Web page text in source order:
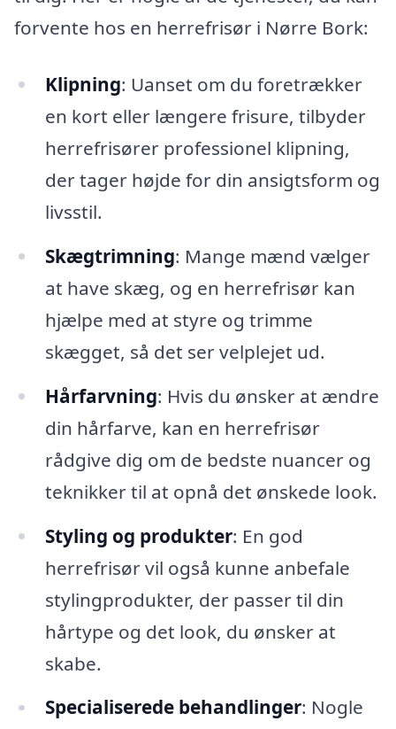
forvente hos en herrefrisør i Nørre Bork:
Klipning: Uanset om du foretrækker
en kort eller længere frisure, tilbyder
herrefrisører professionel klipning,
der tager højde for din ansigtsform og
livsstil.
Skægtrimning: Mange mænd vælger
at have skæg, og en herrefrisør kan
hjælpe med at styre og trimme
skægget, så det ser velplejet ud.
Hårfarvning: Hvis du ønsker at ændre
din hårfarve, kan en herrefrisør
rådgive dig om de bedste nuancer og
teknikker til at opnå det ønskede look.
Styling og produkter: En god
herrefrisør vil også kunne anbefale
stylingprodukter, der passer til din
hårtype og det look, du ønsker at
skabe.
Specialiserede behandlinger: Nogle